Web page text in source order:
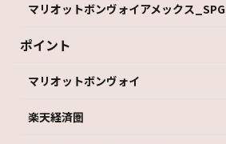
マリオットボンヴォイアメックス_SPG
ポイント
マリオットボンヴォイ
楽天経済圏